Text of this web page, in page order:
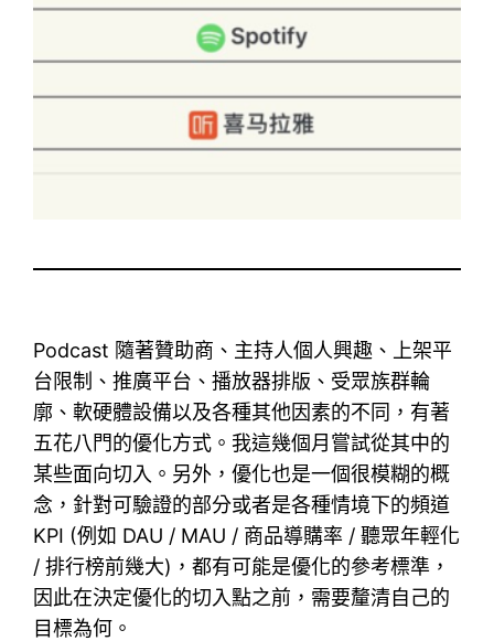
Podcast 隨著贊助商、主持人個人興趣、上架平
台限制、推廣平台、播放器排版、受眾族群輪
廓、軟硬體設備以及各種其他因素的不同，有著
五花八門的優化方式。我這幾個月嘗試從其中的
某些面向切入。另外，優化也是一個很模糊的概
念，針對可驗證的部分或者是各種情境下的頻道
KPI (例如 DAU / MAU / 商品導購率 / 聽眾年輕化
/ 排行榜前幾大)，都有可能是優化的參考標準，
因此在決定優化的切入點之前，需要釐清自己的
目標為何。